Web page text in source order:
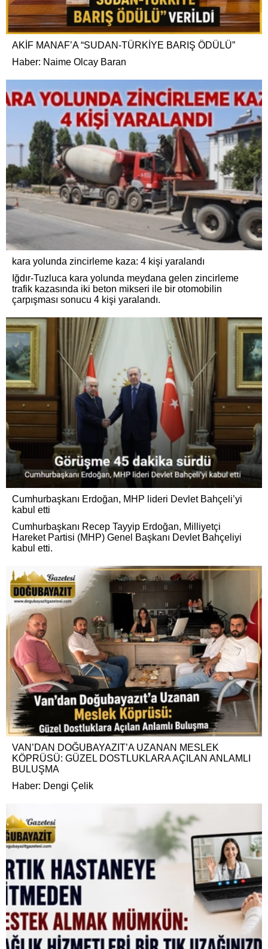
AKİF MANAF’A “SUDAN-TÜRKİYE BARIŞ ÖDÜLÜ”
Haber: Naime Olcay Baran
kara yolunda zincirleme kaza: 4 kişi yaralandı
Iğdır-Tuzluca kara yolunda meydana gelen zincirleme
trafik kazasında iki beton mikseri ile bir otomobilin
çarpışması sonucu 4 kişi yaralandı.
Cumhurbaşkanı Erdoğan, MHP lideri Devlet Bahçeli’yi
kabul etti
Cumhurbaşkanı Recep Tayyip Erdoğan, Milliyetçi
Hareket Partisi (MHP) Genel Başkanı Devlet Bahçeliyi
kabul etti.
VAN’DAN DOĞUBAYAZIT’A UZANAN MESLEK
KÖPRÜSÜ: GÜZEL DOSTLUKLARA AÇILAN ANLAMLI
BULUŞMA
Haber: Dengi Çelik